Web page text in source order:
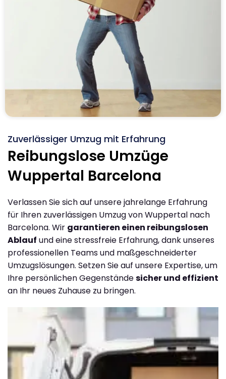
Zuverlässiger Umzug mit Erfahrung
Reibungslose Umzüge
Wuppertal Barcelona
Verlassen Sie sich auf unsere jahrelange Erfahrung
für Ihren zuverlässigen Umzug von Wuppertal nach
Barcelona. Wir garantieren einen reibungslosen
Ablauf und eine stressfreie Erfahrung, dank unseres
professionellen Teams und maßgeschneiderter
Umzugslösungen. Setzen Sie auf unsere Expertise, um
Ihre persönlichen Gegenständesicher und effizient
an Ihr neues Zuhause zu bringen.